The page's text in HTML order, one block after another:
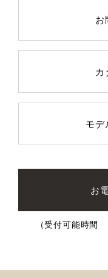
お
カ
モデ
お
（受付可能時